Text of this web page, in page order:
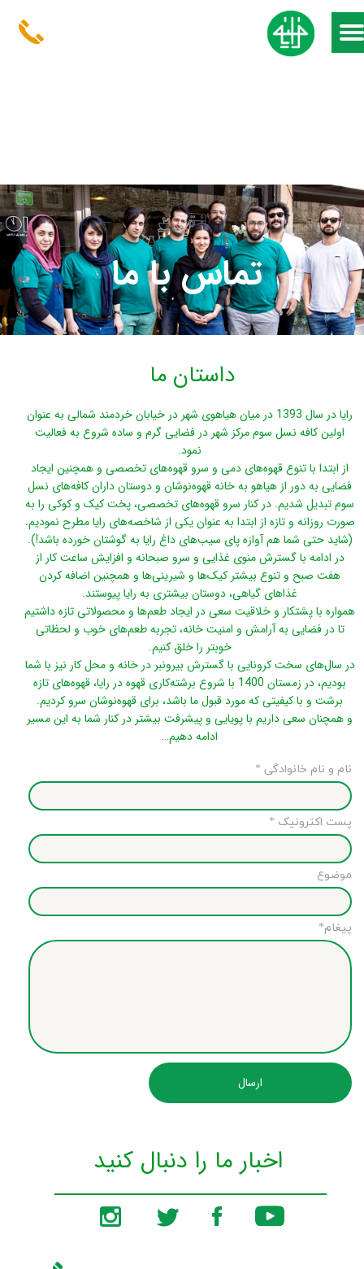
تماس با ما
رایا در سال 1393 در میان هیاهوی شهر در خیابان خردمند شمالی به عنوان
اولین کافه نسل سوم مرکز شهر در فضایی گرم و ساده شروع به فعالیت
نمود.
از ابتدا با تنوع قهوه‌های دمی و سرو قهوه‌های تخصصی و همچنین ایجاد
فضایی به دور از هیاهو به خانه قهوه‌نوشان و دوستان داران کافه‌های نسل
سوم تبدیل شدیم. در کنار سرو قهوه‌های تخصصی، پخت کیک و کوکی را به
صورت روزانه و تازه از ابتدا به عنوان یکی از شاخصه‌های رایا مطرح نمودیم.
(شاید حتی شما هم آوازه پای سیب‌های داغ رایا به گوشتان خورده باشد!).
در ادامه با گسترش منوی غذایی و سرو صبحانه و افزایش ساعت کار از
هفت صبح و تنوع بیشتر کیک‌ها و شیرینی‌ها و همچنین اضافه کردن
غذاهای گیاهی، دوستان بیشتری به رایا پیوستند.
همواره با پشتکار و خلاقیت سعی در ایجاد طعم‌ها و محصولاتی تازه داشتیم
تا در فضایی به آرامش و امنیت خانه، تجربه طعم‌های خوب و لحظاتی
خوبتر را خلق کنیم.
در سال‌های سخت کرونایی با گسترش بیرونبر در خانه و محل کار نیز با شما
بودیم، در زمستان 1400 با شروع برشته‌کاری قهوه در رایا، قهوه‌های تازه
برشت و با کیفیتی که مورد قبول ما باشد، برای قهوه‌نوشان سرو کردیم.
و همچنان سعی داریم با پویایی و پیشرفت بیشتر در کنار شما به این مسیر
ادامه دهیم…​​​​​​​
نام و نام خانوادگی *
پست اکترونیک *
موضوع
پیغام*
ارسال
داستان ما
اخبار ما را دنبال کنید